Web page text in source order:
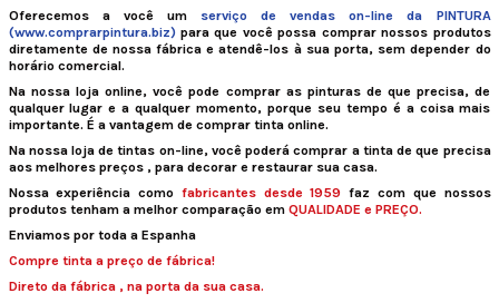
Oferecemos a você um serviço de vendas on-line da PINTURA
(www.comprarpintura.biz)para que você possa comprar nossos produtos
diretamente de nossa fábrica e atendê-los àsua porta, sem depender do
horário comercial.
Na nossa loja online, você pode comprar as pinturas de que precisa, de
qualquer lugar e a qualquer momento, porque seu tempo é a coisa mais
importante. É a vantagem de comprar tinta online.
Na nossa loja de tintas on-line, você poderácomprar a tinta de que precisa
aos melhores preços, para decorar e restaurar sua casa.
Nossa experiência como fabricantes desde 1959 faz com que nossos
produtos tenham a melhor comparação em QUALIDADE e PREÇO.
Enviamos por toda a Espanha
Compre tinta a preço de fábrica!
Direto da fábrica, na porta da sua casa.